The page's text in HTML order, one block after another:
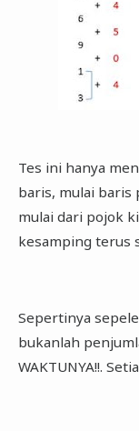
Tes ini hanya
baris, mulai baris
mulai dari pojok
kesamping terus
Sepertinya
bukanlah
WAKTUNYA!!.